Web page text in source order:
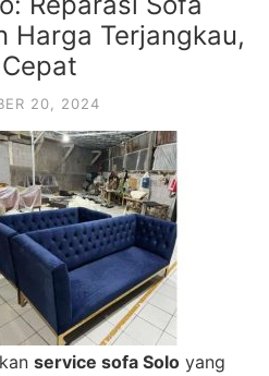
Harga Terjangkau,
20, 2024
service sofa Solo yang